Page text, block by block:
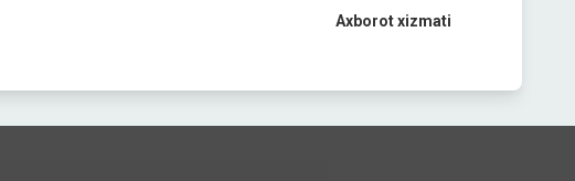
Axborot xizmati